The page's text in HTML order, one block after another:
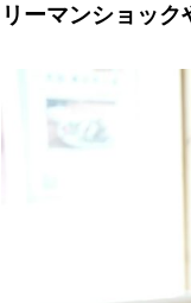
リーマンショッ